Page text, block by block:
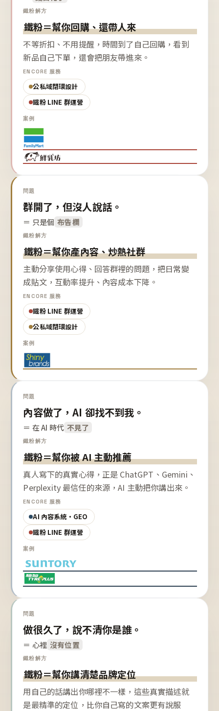
鐵粉解方
鐵粉＝幫你回購、還帶人來
不等折扣、不用提醒，時間到了自己回購，看到
新品自己下單，還會把朋友帶進來。
ENCORE 服務
公私域閉環設計
鐵粉 LINE 群運營
案例
問題
群開了，但沒人說話。
＝ 只是個 布告欄
鐵粉解方
鐵粉＝幫你產內容、炒熱社群
主動分享使用心得、回答群裡的問題，把日常變
成貼文，互動率提升、內容成本下降。
ENCORE 服務
鐵粉 LINE 群運營
公私域閉環設計
案例
問題
內容做了，AI 卻找不到我。
＝ 在 AI 時代 不見了
鐵粉解方
鐵粉＝幫你被 AI 主動推薦
真人寫下的真實心得，正是 ChatGPT、Gemini、
Perplexity 最信任的來源，AI 主動把你講出來。
ENCORE 服務
AI 內容系統・GEO
鐵粉 LINE 群運營
案例
問題
做很久了，說不清你是誰。
＝ 心裡 沒有位置
鐵粉解方
鐵粉＝幫你講清楚品牌定位
用自己的話講出你哪裡不一樣，這些真實描述就
是最精準的定位，比你自己寫的文案更有說服